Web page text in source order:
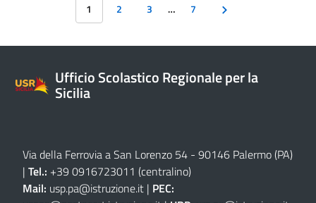
1 2 3 … 7
Ufficio Scolastico Regionale per la
Sicilia
Via della Ferrovia a San Lorenzo 54 - 90146 Palermo (PA)
| Tel.: +39 0916723011 (centralino)
Mail: usp.pa@istruzione.it | PEC: